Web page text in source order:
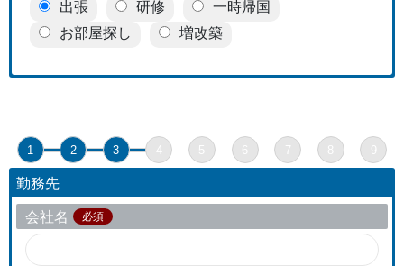
出張 研修
一時帰国
お部屋探し
増改築
1 2 3 5 6 7 8 9
勤務先
会社名
必須